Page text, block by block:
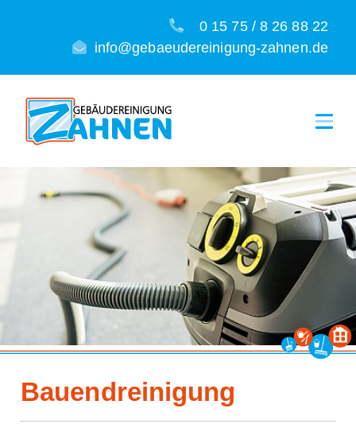
0 15 75 / 8 26 88 22
info@gebaeudereinigung-zahnen.de
Bauendreinigung